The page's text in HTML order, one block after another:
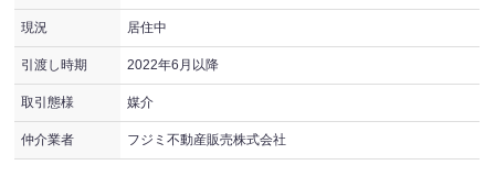
現況 居住中
引渡し時期 2022年6月以降
取引態様 媒介
仲介業者 フジミ不動産販売株式会社